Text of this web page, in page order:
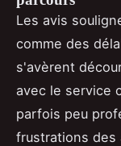
Les avis
comme des
s'avèrent
avec le service
parfois peu
frustrations des